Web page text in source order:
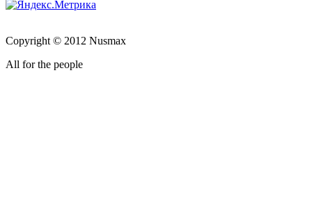
Copyright © 2012 Nusmax
All for the people